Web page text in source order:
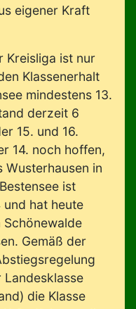
eigener Kraft
Kreisliga ist nur
Klassenerhalt
mindestens 13.
derzeit 6
15. und 16.
14. noch hoffen,
Wusterhausen in
ist
hat heute
Schönewalde
Gemäß der
die Klasse